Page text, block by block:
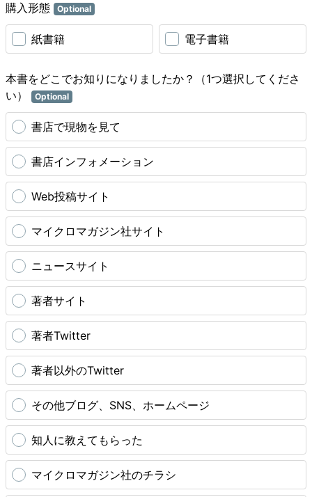
購入形態 Optional
紙書籍 電子書籍
本書をどこでお知りになりましたか？（1つ選択してくださ
い）
Optional
書店で現物を見て
書店インフォメーション
Web投稿サイト
マイクロマガジン社サイト
ニュースサイト
著者サイト
著者Twitter
著者以外のTwitter
その他ブログ、SNS、ホームページ
知人に教えてもらった
マイクロマガジン社のチラシ